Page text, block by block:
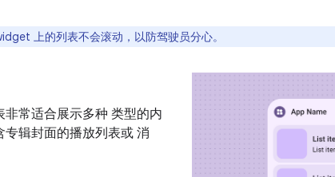
上的列表不会滚动，以防驾驶员分心。
常适合展示多种 类型的内
辑封面的播放列表或 消